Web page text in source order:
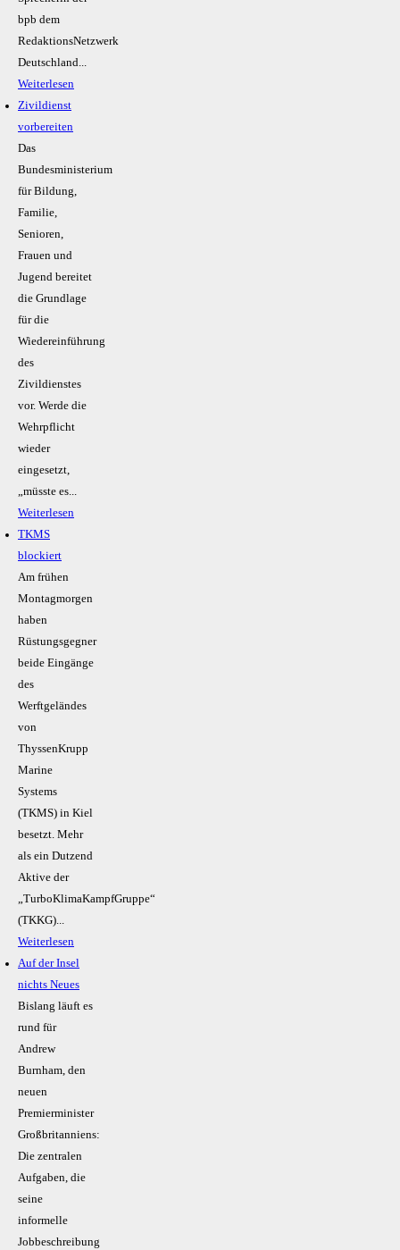
bpb dem
RedaktionsNetzwerk
Deutschland...
Weiterlesen
Zivildienst
vorbereiten
Das
Bundesministerium
für Bildung,
Familie,
Senioren,
Frauen und
Jugend bereitet
die Grundlage
für die
Wiedereinführung
des
Zivildienstes
vor. Werde die
Wehrpflicht
wieder
eingesetzt,
„müsste es...
Weiterlesen
TKMS
blockiert
Am frühen
Montagmorgen
haben
Rüstungsgegner
beide Eingänge
des
Werftgeländes
von
ThyssenKrupp
Marine
Systems
(TKMS) in Kiel
besetzt. Mehr
als ein Dutzend
Aktive der
„TurboKlimaKampfGruppe“
(TKKG)...
Weiterlesen
Auf der Insel
nichts Neues
Bislang läuft es
rund für
Andrew
Burnham, den
neuen
Premierminister
Großbritanniens:
Die zentralen
Aufgaben, die
seine
informelle
Jobbeschreibung